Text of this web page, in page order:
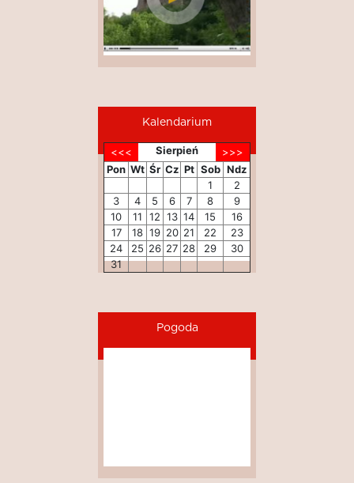
Kalendarium
Sierpień
Pon Wt Śr Cz Pt Sob Ndz
1
2
3
4 5 6 7 8
9
10
11 12 13 14 15
16
17
18 19 20 21 22
23
24
25 26 27 28 29
30
31
Pogoda